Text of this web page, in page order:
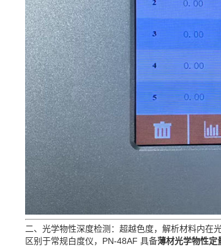
二、光学物性深度检测：超越色度，解析材料内在
区别于常规白度仪，PN‑48AF 具备薄材光学物性定